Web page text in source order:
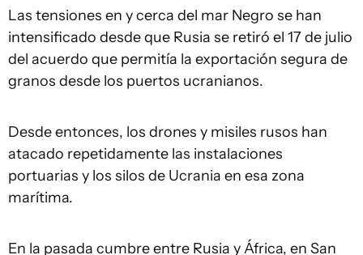
Las tensiones en y cerca del mar Negro se han
intensificado desde que Rusia se retiró el 17 de julio
del acuerdo que permitía la exportación segura de
granos desde los puertos ucranianos.
Desde entonces, los drones y misiles rusos han
atacado repetidamente las instalaciones
portuarias y los silos de Ucrania en esa zona
marítima.
En la pasada cumbre entre Rusia y África, en San